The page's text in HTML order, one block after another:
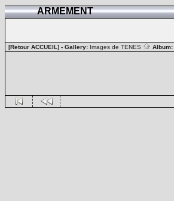
ARMEMENT
[Retour ACCUEIL] - Gallery: Images de TENES Album: